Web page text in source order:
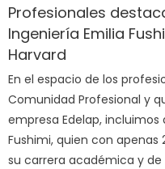
Profesionales
Ingeniería Emilia
Harvard
En el espacio de los
Comunidad Profesional y
empresa Edelap,
Fushimi, quien con
su carrera académica y